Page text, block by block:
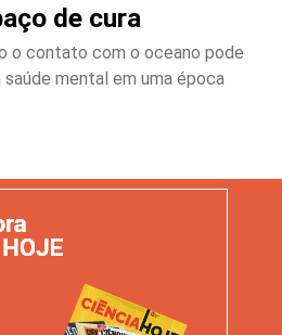
de cura
o contato com o oceano pode
mental em uma época